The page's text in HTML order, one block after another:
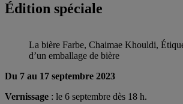
Édition spéciale
La bière Farbe, Chaimae Khouldi,
d’un emballage de bière
Du 7 au 17 septembre 2023
Vernissage : le 6 septembre dès 18 h.